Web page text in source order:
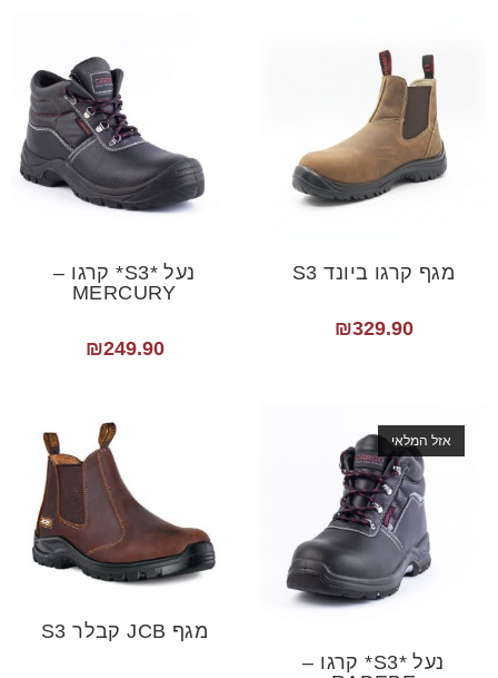
מגף קרגו ביונד S3
₪329.90
נעל *S3* קרגו –
MERCURY
₪249.90
אזל המלאי
נעל *S3* קרגו –
מגף JCB קבלר S3